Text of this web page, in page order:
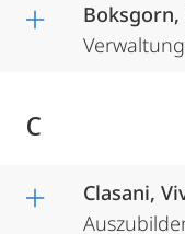
Boksgorn,
C
Clasani,